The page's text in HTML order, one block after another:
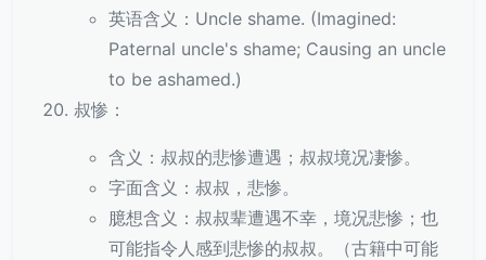
英语含义：Uncle shame. (Imagined:
Paternal uncle's shame; Causing an uncle
to be ashamed.)
叔惨：
含义：叔叔的悲惨遭遇；叔叔境况凄惨。
字面含义：叔叔，悲惨。
臆想含义：叔叔辈遭遇不幸，境况悲惨；也
可能指令人感到悲惨的叔叔。（古籍中可能